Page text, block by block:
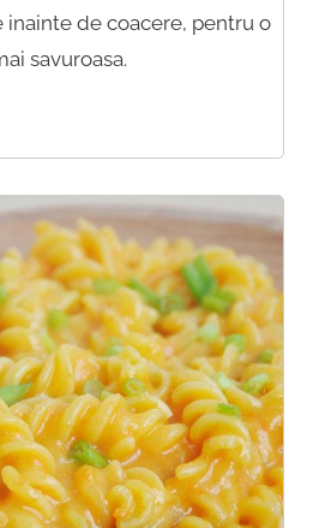
inainte de coacere, pentru o
savuroasa.